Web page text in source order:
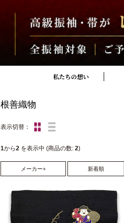
私たちの想い
根善織物
表示切替：
1から2 を表示中 (商品の数: 2)
メーカー+ 新着順